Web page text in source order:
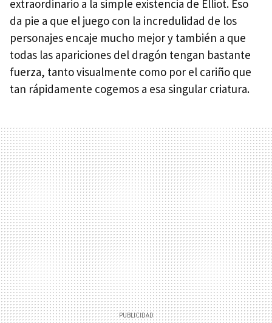
extraordinario a la simple existencia de Elliot. Eso
da pie a que el juego con la incredulidad de los
personajes encaje mucho mejor y también a que
todas las apariciones del dragón tengan bastante
fuerza, tanto visualmente como por el cariño que
tan rápidamente cogemos a esa singular criatura.